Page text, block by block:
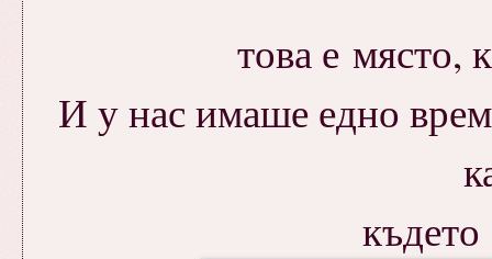
това е място,
И у нас имаше едно